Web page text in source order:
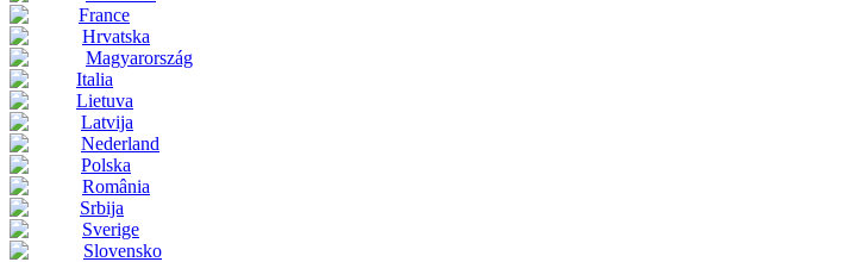
France
Hrvatska
Magyarország
Italia
Lietuva
Latvija
Nederland
Polska
România
Srbija
Sverige
Slovensko